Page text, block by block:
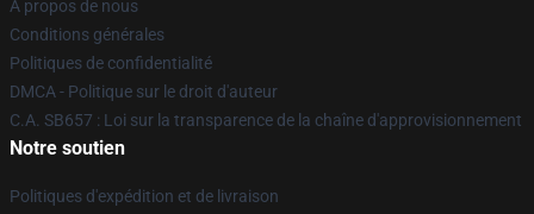
À propos de nous
Conditions générales
Politiques de confidentialité
DMCA - Politique sur le droit d'auteur
C.A. SB657 : Loi sur la transparence de la chaîne d'approvisionnement
Notre soutien
Politiques d'expédition et de livraison